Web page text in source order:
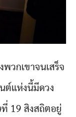
วกเขาจนเสร็จ
ต์แห่งนี้มีดวง
19 สิงสถิตอยู่